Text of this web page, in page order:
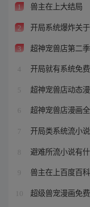
1 兽主在上大结局
2 开局系统爆炸关
3 超神宠兽店第二
4 开局就有系统免
5 超神宠兽店动态
6 超神宠兽店漫画
7 开局类系统流小说
8 避难所流小说有
9 兽主在上百度百科
10 超级兽宠漫画免